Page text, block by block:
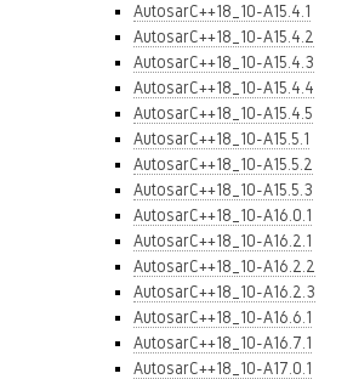
AutosarC++18_10-A15.4.1
AutosarC++18_10-A15.4.2
AutosarC++18_10-A15.4.3
AutosarC++18_10-A15.4.4
AutosarC++18_10-A15.4.5
AutosarC++18_10-A15.5.1
AutosarC++18_10-A15.5.2
AutosarC++18_10-A15.5.3
AutosarC++18_10-A16.0.1
AutosarC++18_10-A16.2.1
AutosarC++18_10-A16.2.2
AutosarC++18_10-A16.2.3
AutosarC++18_10-A16.6.1
AutosarC++18_10-A16.7.1
AutosarC++18_10-A17.0.1